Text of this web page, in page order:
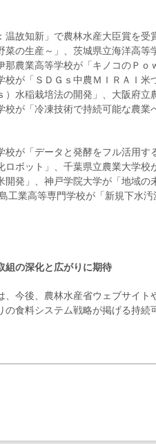
故知新」で農林水産大臣賞を
の生産～」、茨城県立海洋高
農業高等学校が「キノコのＰ
が「ＳＤＧｓ中農ＭＩＲＡＩ
）水稲栽培法の開発」、大阪府
が「冷凍技術で持続可能な農
が「データと発酵をフル活用
ボット」、千葉県立農業大学
発」、神戸学院大学が「地域
工業高等専門学校が「新規下水
の深化と広がりに期待
今後、農林水産省ウェブサイ
食料システム戦略が掲げる持